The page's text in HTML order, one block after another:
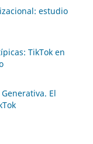
estudio
TikTok en
El